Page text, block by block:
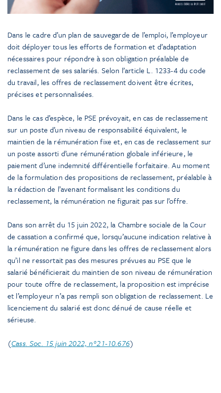
Dans le cadre d’un plan de sauvegarde de l’emploi, l’employeur
doit déployer tous les efforts de formation et d’adaptation
nécessaires pour répondre à son obligation préalable de
reclassement de ses salariés. Selon l’article L. 1233-4 du code
du travail, les offres de reclassement doivent être écrites,
précises et personnalisées.
Dans le cas d’espèce, le PSE prévoyait, en cas de reclassement
sur un poste d’un niveau de responsabilité équivalent, le
maintien de la rémunération fixe et, en cas de reclassement sur
un poste assorti d’une rémunération globale inférieure, le
paiement d’une indemnité différentielle forfaitaire. Au moment
de la formulation des propositions de reclassement, préalable à
la rédaction de l’avenant formalisant les conditions du
reclassement, la rémunération ne figurait pas sur l’offre.
Dans son arrêt du 15 juin 2022, la Chambre sociale de la Cour
de cassation a confirmé que, lorsqu’aucune indication relative à
la rémunération ne figure dans les offres de reclassement alors
qu’il ne ressortait pas des mesures prévues au PSE que le
salarié bénéficierait du maintien de son niveau de rémunération
pour toute offre de reclassement, la proposition est imprécise
et l’employeur n’a pas rempli son obligation de reclassement. Le
licenciement du salarié est donc dénué de cause réelle et
sérieuse.
(Cass. Soc. 15 juin 2022, n°21-10.676)